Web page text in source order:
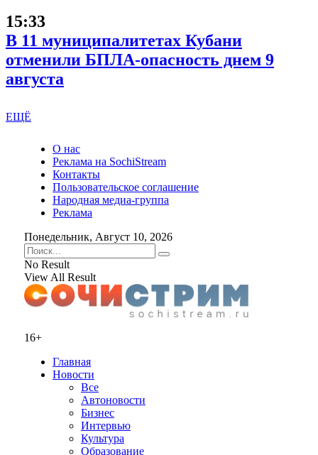
15:33
В 11 муниципалитетах Кубани
отменили БПЛА-опасность днем 9
августа
ЕЩЁ
О нас
Реклама на SochiStream
Контакты
Пользовательское соглашение
Народная медиа-группа
Реклама
Понедельник, Август 10, 2026
No Result
View All Result
16+
Главная
Новости
Все
Автоновости
Бизнес
Интервью
Культура
Образование